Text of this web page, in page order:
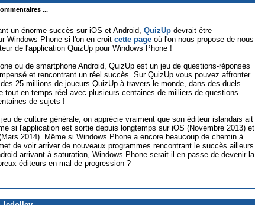
...
un énorme succès sur iOS et Android, QuizUp devrait être
Windows Phone si l'on en croit cette page où l'on nous propose de nous
de l'application QuizUp pour Windows Phone !
ou de smartphone Android, QuizUp est un jeu de questions-réponses
et rencontrant un réel succès. Sur QuizUp vous pouvez affronter
25 millions de joueurs QuizUp à travers le monde, dans des duels
tout en temps réel avec plusieurs centaines de milliers de questions
de sujets !
de culture générale, on apprécie vraiment que son éditeur islandais ait
si l'application est sortie depuis longtemps sur iOS (Novembre 2013) et
2014). Même si Windows Phone a encore beaucoup de chemin à
de voir arriver de nouveaux programmes rencontrant le succès ailleurs.
arrivant à saturation, Windows Phone serait-il en passe de devenir la
éditeurs en mal de progression ?